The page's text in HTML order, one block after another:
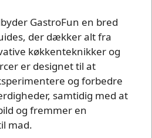
GastroFun en bred
der dækker alt fra
køkkenteknikker og
er designet til at
og forbedre
samtidig med at
og fremmer en
mad.